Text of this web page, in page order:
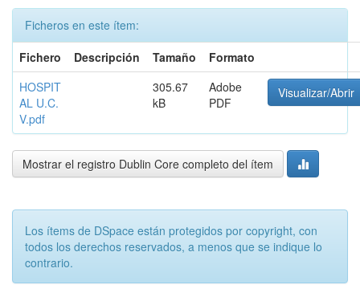
Ficheros en este ítem:
Fichero
Descripción Tamaño
Formato
HOSPIT
AL U.C.
V.pdf
305.67
kB
Adobe
PDF
Visualizar/Abrir
Mostrar el registro Dublin Core completo del ítem
Los ítems de DSpace están protegidos por copyright, con
todos los derechos reservados, a menos que se indique lo
contrario.